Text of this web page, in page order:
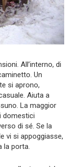
All’interno, di
Un
si aprono,
Aiuta a
La maggior
domestici
di sé. Se la
vi si appoggiasse,
la porta.